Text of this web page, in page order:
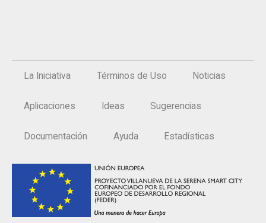
La Iniciativa Términos de Uso Noticias
Aplicaciones Ideas Sugerencias
Documentación Ayuda Estadísticas